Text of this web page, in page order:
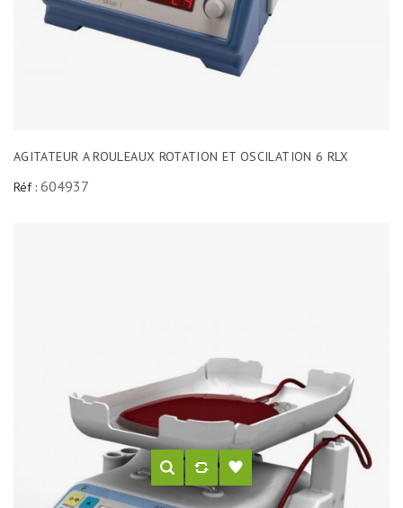
AGITATEUR A ROULEAUX ROTATION ET OSCILATION 6 RLX
Réf : 604937